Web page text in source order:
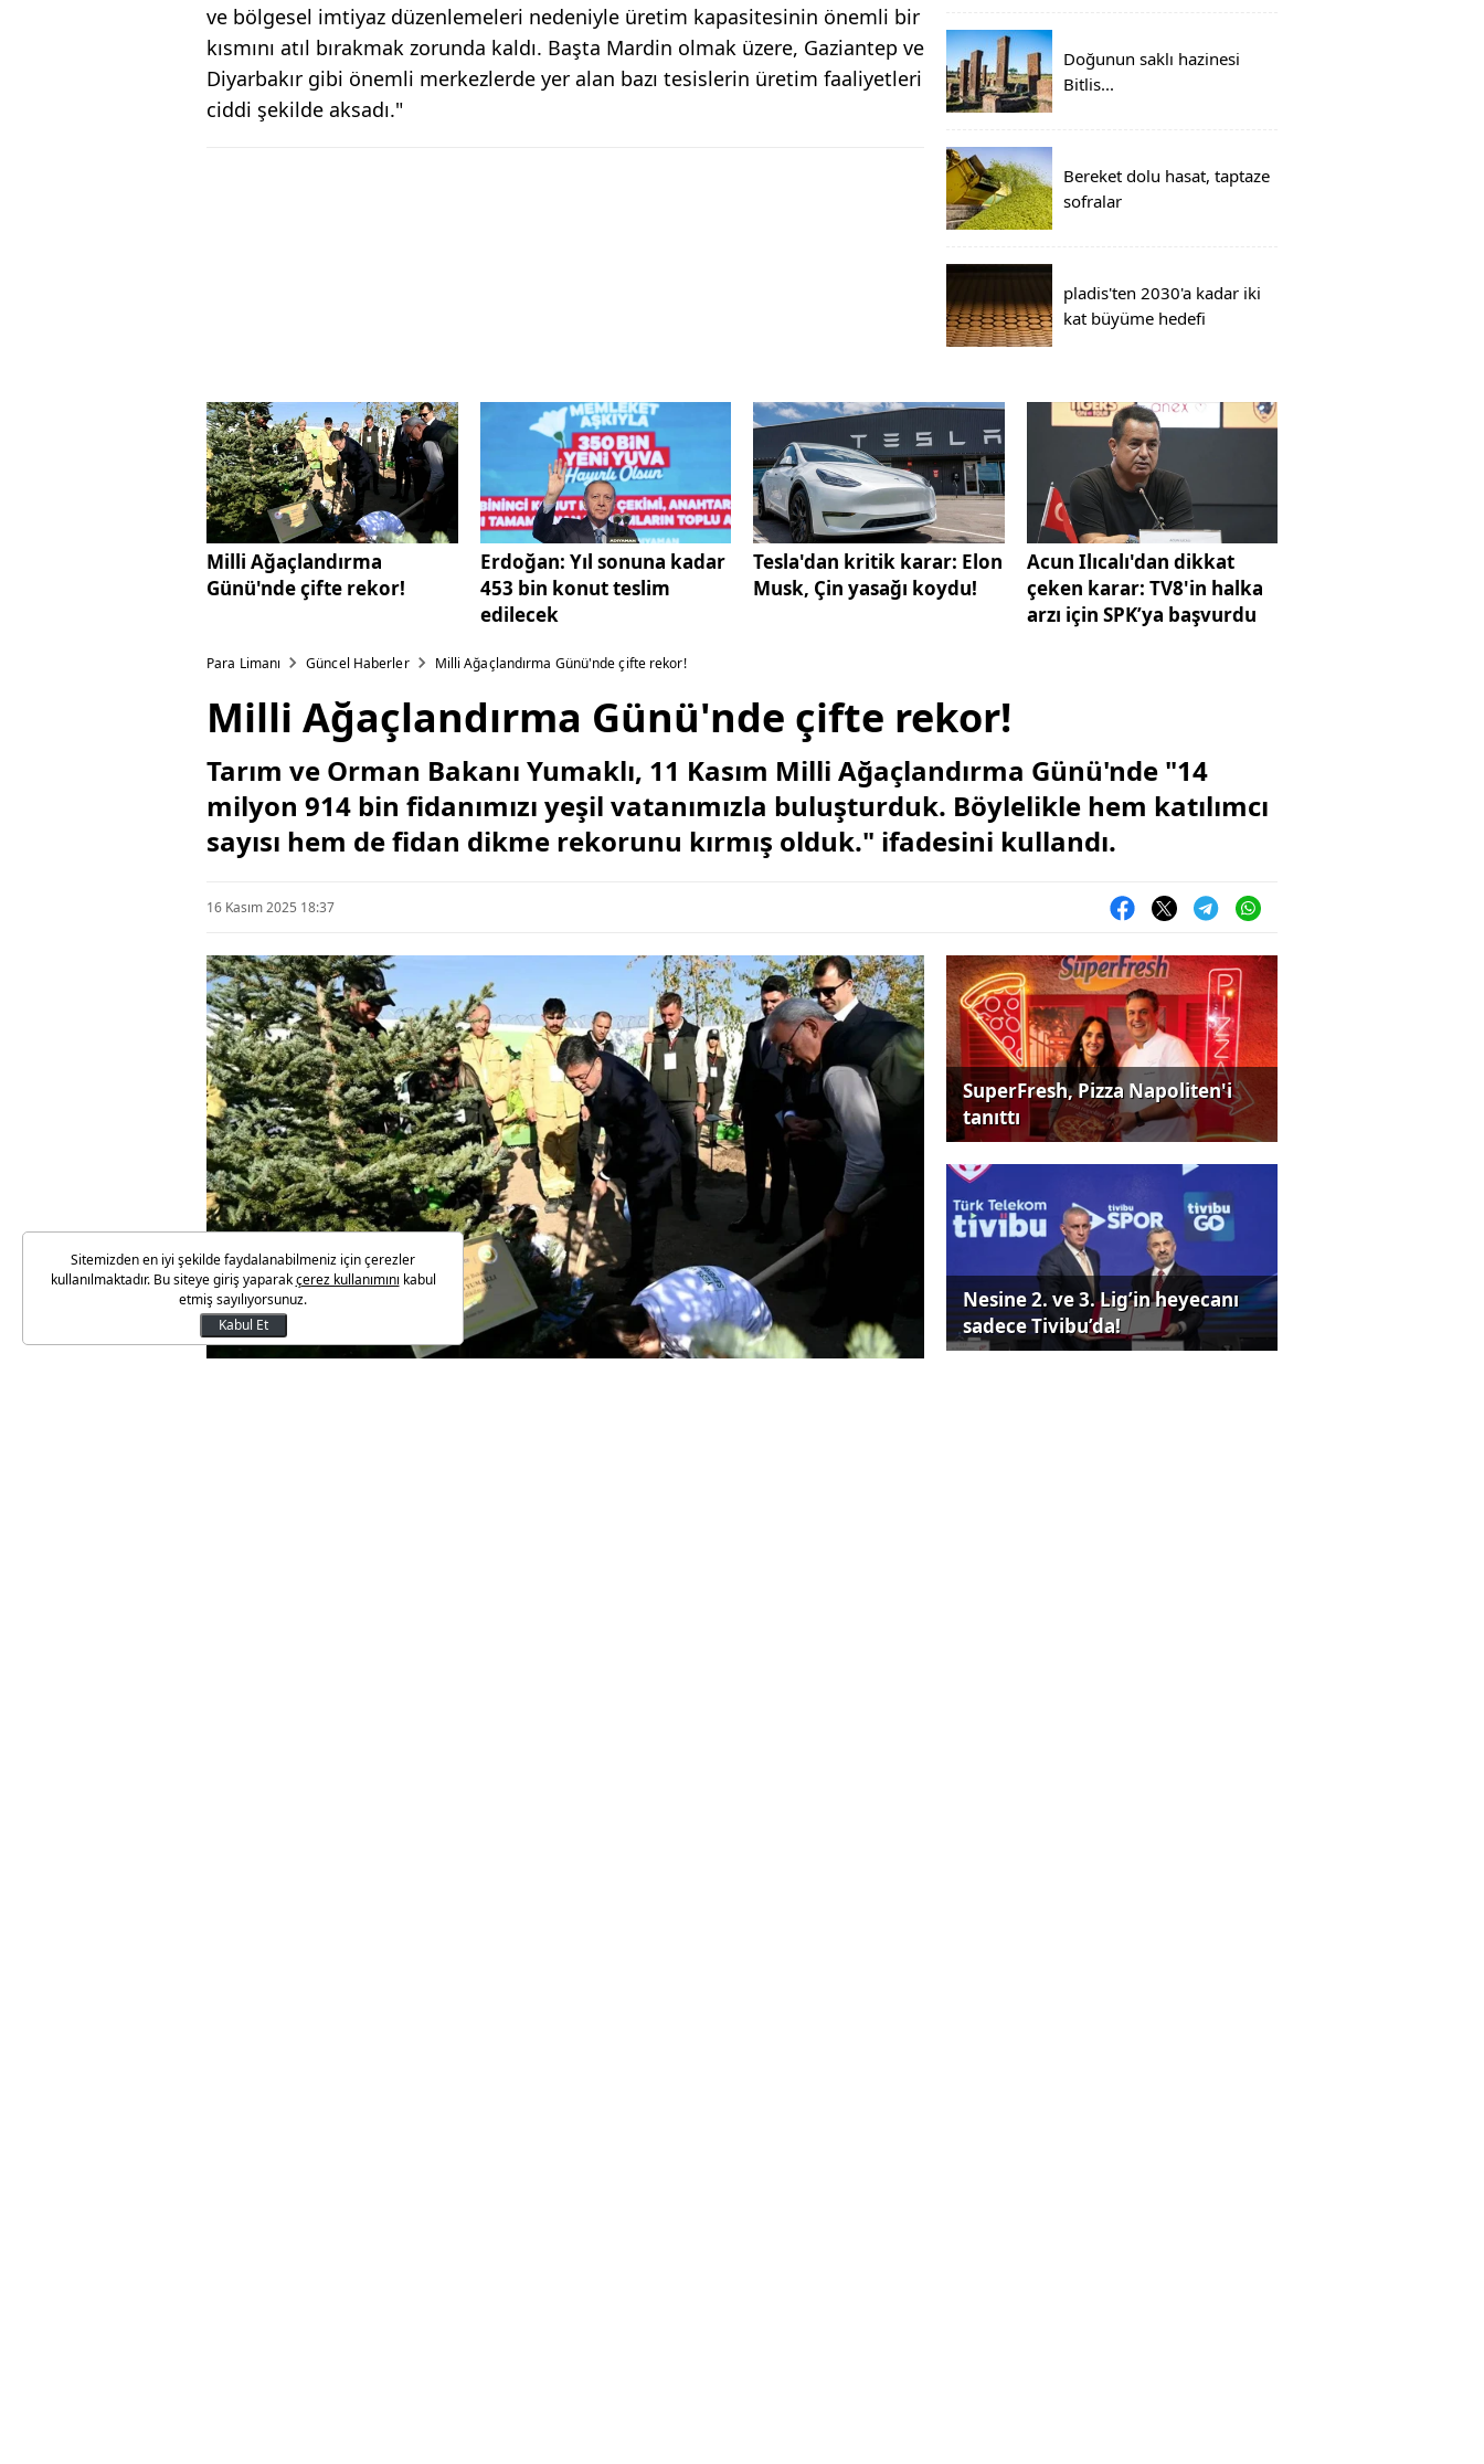
ve bölgesel imtiyaz düzenlemeleri nedeniyle üretim kapasitesinin önemli bir
kısmını atıl bırakmak zorunda kaldı. Başta Mardin olmak üzere, Gaziantep ve
Diyarbakır gibi önemli merkezlerde yer alan bazı tesislerin üretim faaliyetleri
ciddi şekilde aksadı."
Doğunun saklı hazinesi
Bitlis...
Bereket dolu hasat, taptaze
sofralar
pladis'ten 2030'a kadar iki
kat büyüme hedefi
Milli Ağaçlandırma
Günü'nde çifte rekor!
Erdoğan: Yıl sonuna kadar
453 bin konut teslim
edilecek
Tesla'dan kritik karar: Elon
Musk, Çin yasağı koydu!
Acun Ilıcalı'dan dikkat
çeken karar: TV8'in halka
arzı için SPK’ya başvurdu
Para Limanı Güncel Haberler Milli Ağaçlandırma Günü'nde çifte rekor!
Milli Ağaçlandırma Günü'nde çifte rekor!
Tarım ve Orman Bakanı Yumaklı, 11 Kasım Milli Ağaçlandırma Günü'nde "14
milyon 914 bin fidanımızı yeşil vatanımızla buluşturduk. Böylelikle hem katılımcı
sayısı hem de fidan dikme rekorunu kırmış olduk." ifadesini kullandı.
16 Kasım 2025 18:37
SuperFresh, Pizza Napoliten'i
tanıttı
Nesine 2. ve 3. Lig’in heyecanı
sadece Tivibu’da!
Sitemizden en iyi şekilde faydalanabilmeniz için çerezler
kullanılmaktadır. Bu siteye giriş yaparakçerez kullanımını kabul
etmiş sayılıyorsunuz.
Kabul Et